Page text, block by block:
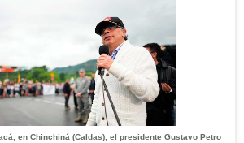
en Chinchiná (Caldas), el presidente Gustavo Petro